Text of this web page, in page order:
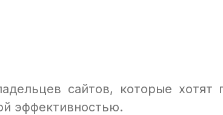
сайтов, которые хотят
эффективностью.